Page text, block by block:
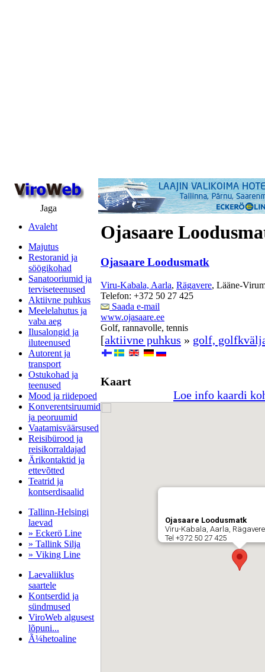
Jaga
Avaleht
Majutus
Restoranid ja
söögikohad
Sanatooriumid ja
terviseteenused
Aktiivne puhkus
Meelelahutus ja
vaba aeg
Ilusalongid ja
iluteenused
Autorent ja
transport
Ostukohad ja
teenused
Mood ja riidepoed
Konverentsiruumid
ja peoruumid
Vaatamisväärsused
Reisibürood ja
reisikorraldajad
Ärikontaktid ja
ettevõtted
Teatrid ja
kontserdisaalid
Tallinn-Helsingi
laevad
» Eckerö Line
» Tallink Silja
» Viking Line
Laevaliiklus
saartele
Kontserdid ja
sündmused
ViroWeb algusest
lõpuni...
Ã¼hetoaline
Ojasaare
Ojasaare Loodusmatk
Viru-Kabala, Aarla, Rägavere, Lääne-
Telefon: +372 50 27 425
Saada e-mail
www.ojasaare.ee
Golf, rannavolle, tennis
[aktiivne puhkus » golf,
Kaart
Loe info kaardi
Ojasaare Loodusmatk
Viru-Kabala, Aarla,
Tel +372 50 27 425